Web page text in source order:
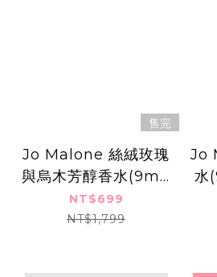
售完
Jo Malone 絲絨玫瑰
與烏木芳醇香水(9ml)
黑瓶-國際航空版
NT$699
NT$1,799
Jo
水